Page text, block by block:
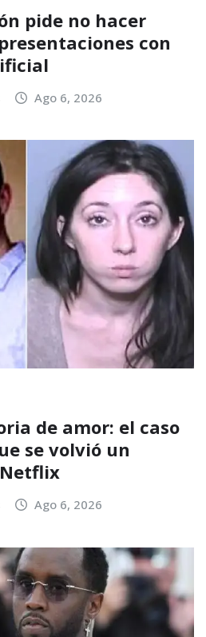
pide no hacer
con
Ago 6, 2026
de amor: el caso
se volvió un
Ago 6, 2026